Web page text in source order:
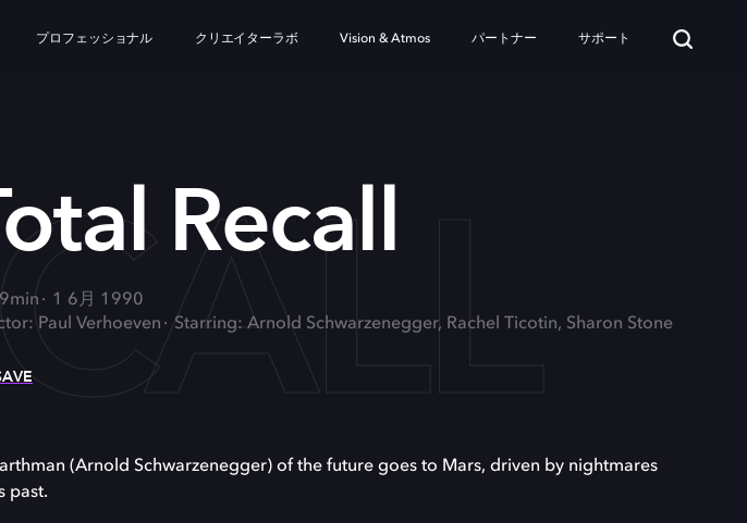
プロフェッショナル クリエイターラボ Vision & Atmos パートナー サポート
Recall
1 6月 1990
Paul Verhoeven
Starring: Arnold Schwarzenegger, Rachel Ticotin, Sharon Stone
(Arnold Schwarzenegger) of the future goes to Mars, driven by nightmares
past.